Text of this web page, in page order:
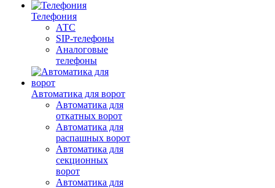
Телефония
АТС
SIP-телефоны
Аналоговые
телефоны
Автоматика для ворот
Автоматика для
откатных ворот
Автоматика для
распашных ворот
Автоматика для
секционных
ворот
Автоматика для